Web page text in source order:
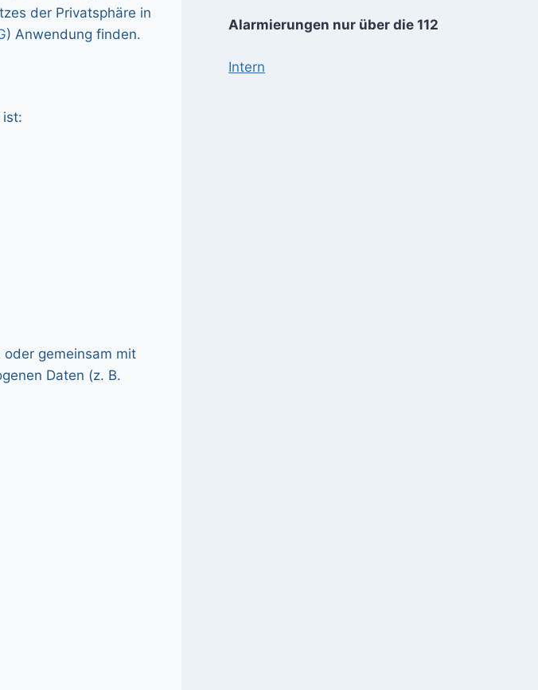
der Privatsphäre in
) Anwendung finden.
ist:
gemeinsam mit
Daten (z. B.
Alarmierungen nur über die 112
Intern